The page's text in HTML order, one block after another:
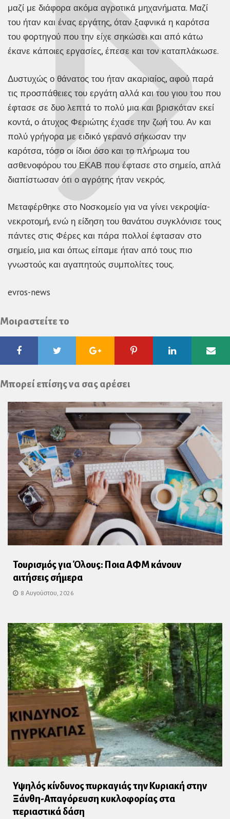
μαζί με διάφορα ακόμα αγροτικά μηχανήματα. Μαζί
του ήταν και ένας εργάτης, όταν ξαφνικά η καρότσα
του φορτηγού που την είχε σηκώσει και από κάτω
έκανε κάποιες εργασίες, έπεσε και τον καταπλάκωσε.
Δυστυχώς ο θάνατος του ήταν ακαριαίος, αφού παρά
τις προσπάθειες του εργάτη αλλά και του γιου του που
έφτασε σε δυο λεπτά το πολύ μια και βρισκόταν εκεί
κοντά, ο άτυχος Φεριώτης έχασε την ζωή του. Αν και
πολύ γρήγορα με ειδικό γερανό σήκωσαν την
καρότσα, τόσο οι ίδιοι όσο και το πλήρωμα του
ασθενοφόρου του ΕΚΑΒ που έφτασε στο σημείο, απλά
διαπίστωσαν ότι ο αγρότης ήταν νεκρός.
Μεταφέρθηκε στο Νοσκομείο για να γίνει νεκροψία-
νεκροτομή, ενώ η είδηση του θανάτου συγκλόνισε τους
πάντες στις Φέρες και πάρα πολλοί έφτασαν στο
σημείο, μια και όπως είπαμε ήταν από τους πιο
γνωστούς και αγαπητούς συμπολίτες τους.
evros-news
Μοιραστείτε το
FacebookTwitter Google
Plus
Pinterest Linkedin
Μπορεί επίσης να σας αρέσει
Τουρισμός για Όλους: Ποια ΑΦΜ κάνουν
αιτήσεις σήμερα
8 Αυγούστου, 2026
Υψηλός κίνδυνος πυρκαγιάς την Κυριακή στην
Ξάνθη-Απαγόρευση κυκλοφορίας στα
περιαστικά δάση